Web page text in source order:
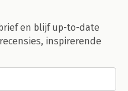
en blijf up-to-date
inspirerende